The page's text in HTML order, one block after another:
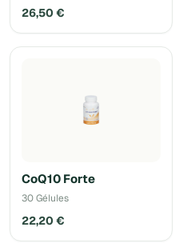
26,50 €
CoQ10 Forte
30 Gélules
22,20 €